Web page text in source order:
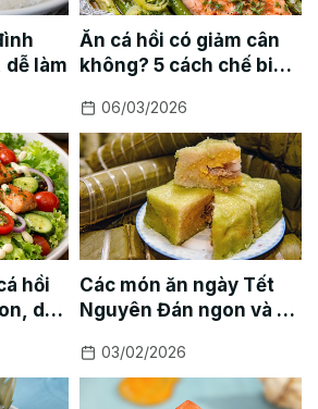
dễ làm
Ăn cá hồi có giảm cân
không? 5 cách chế biến
06/03/2026
hồi
dễ
Các món ăn ngày Tết
Nguyên Đán ngon và dễ
03/02/2026